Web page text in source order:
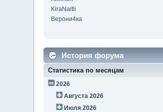
KiraNaitli
Верони4ка
История форума
Статистика по месяцам
2026
Августа 2026
Июля 2026